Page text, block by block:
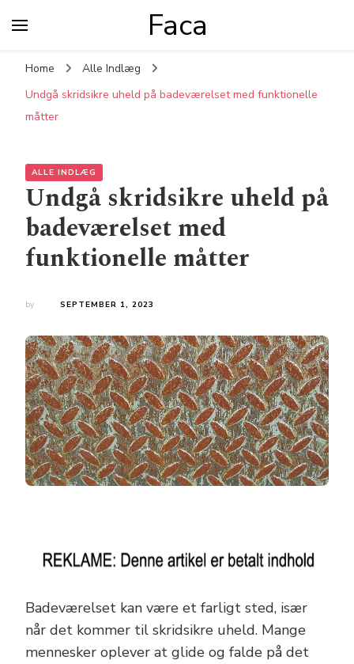
Faca
Home
Alle Indlæg
Undgå skridsikre uheld på badeværelset med funktionelle
måtter
ALLE INDLÆG
Undgå skridsikre uheld på
badeværelset med
funktionelle måtter
by SEPTEMBER 1, 2023
Badeværelset kan være et farligt sted, især
når det kommer til skridsikre uheld. Mange
mennesker oplever at glide og falde på det